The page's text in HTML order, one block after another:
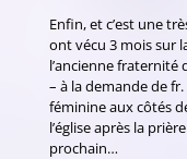
Enfin, et c’est une
ont vécu 3 mois sur
l’ancienne
– à la demande de
féminine aux côtés
l’église après la
prochain…